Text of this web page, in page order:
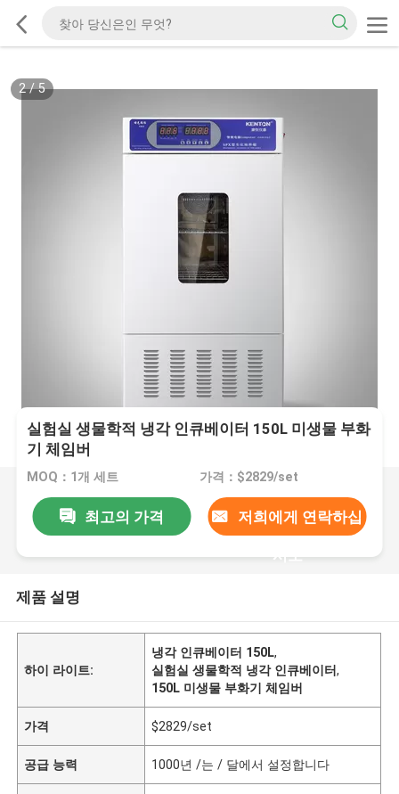
2/5
실험실 생물학적 냉각 인큐베이터 150L 미생물 부화
기 체임버
MOQ：1개 세트 가격：$2829/set
최고의 가격 저희에게 연락하십
시오
제품 설명
하이 라이트:
냉각 인큐베이터 150L,
실험실 생물학적 냉각 인큐베이터,
150L 미생물 부화기 체임버
가격 $2829/set
공급 능력 1000년 /는 / 달에서 설정합니다